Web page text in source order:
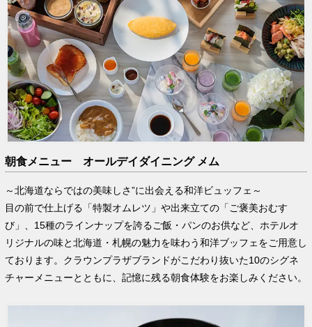
朝食メニュー オールデイダイニング メム
～北海道ならではの美味しさ”に出会える和洋ビュッフェ～
目の前で仕上げる「特製オムレツ」や出来立ての「ご褒美おむす
び」、15種のラインナップを誇るご飯・パンのお供など、ホテルオ
リジナルの味と北海道・札幌の魅力を味わう和洋ブッフェをご用意し
ております。クラウンプラザブランドがこだわり抜いた10のシグネ
チャーメニューとともに、記憶に残る朝食体験をお楽しみください。